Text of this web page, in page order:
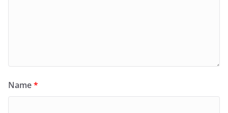
Name*